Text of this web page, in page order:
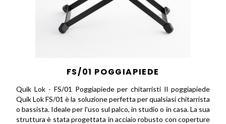
FS/01 POGGIAPIEDE
Quik Lok - FS/01 Poggiapiede per chitarristi Il poggiapiede
Quik Lok FS/01 è la soluzione perfetta per qualsiasi chitarrista
o bassista. Ideale per l'uso sul palco, in studio o in casa. La sua
struttura è stata progettata in acciaio robusto con coperture